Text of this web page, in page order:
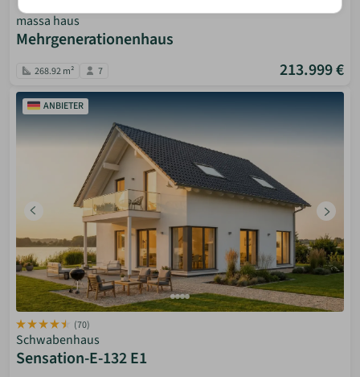
massa haus
Mehrgenerationenhaus
268.92 m² 7 213.999 €
ANBIETER
(70)
Schwabenhaus
Sensation-E-132 E1